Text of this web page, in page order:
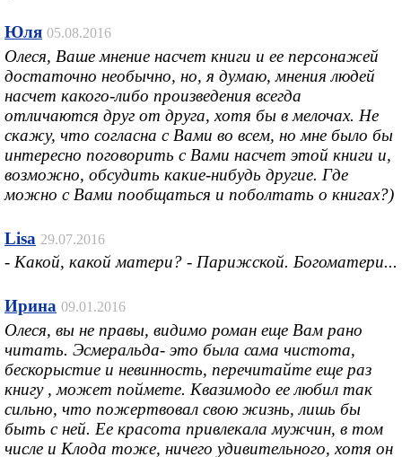
Юля 05.08.2016
Олеся, Ваше мнение насчет книги и ее персонажей
достаточно необычно, но, я думаю, мнения людей
насчет какого-либо произведения всегда
отличаются друг от друга, хотя бы в мелочах. Не
скажу, что согласна с Вами во всем, но мне было бы
интересно поговорить с Вами насчет этой книги и,
возможно, обсудить какие-нибудь другие. Где
можно с Вами пообщаться и поболтать о книгах?)
Lisa 29.07.2016
- Какой, какой матери? - Парижской. Богоматери...
Ирина 09.01.2016
Олеся, вы не правы, видимо роман еще Вам рано
читать. Эсмеральда- это была сама чистота,
бескорыстие и невинность, перечитайте еще раз
книгу , может поймете. Квазимодо ее любил так
сильно, что пожертвовал свою жизнь, лишь бы
быть с ней. Ее красота привлекала мужчин, в том
числе и Клода тоже, ничего удивительного, хотя он